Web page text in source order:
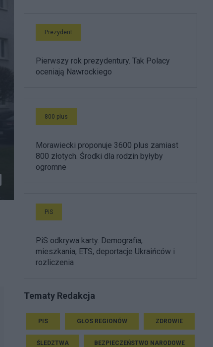
Prezydent
Pierwszy rok prezydentury. Tak Polacy
oceniają Nawrockiego
800 plus
Morawiecki proponuje 3600 plus zamiast
800 złotych. Środki dla rodzin byłyby
ogromne
PiS
PiS odkrywa karty. Demografia,
mieszkania, ETS, deportacje Ukraińców i
rozliczenia
Tematy Redakcja
PIS GŁOS REGIONÓW ZDROWIE
ŚLEDZTWA BEZPIECZEŃSTWO NARODOWE